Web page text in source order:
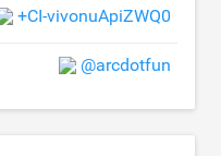
+CI-vivonuApiZWQ0
@arcdotfun